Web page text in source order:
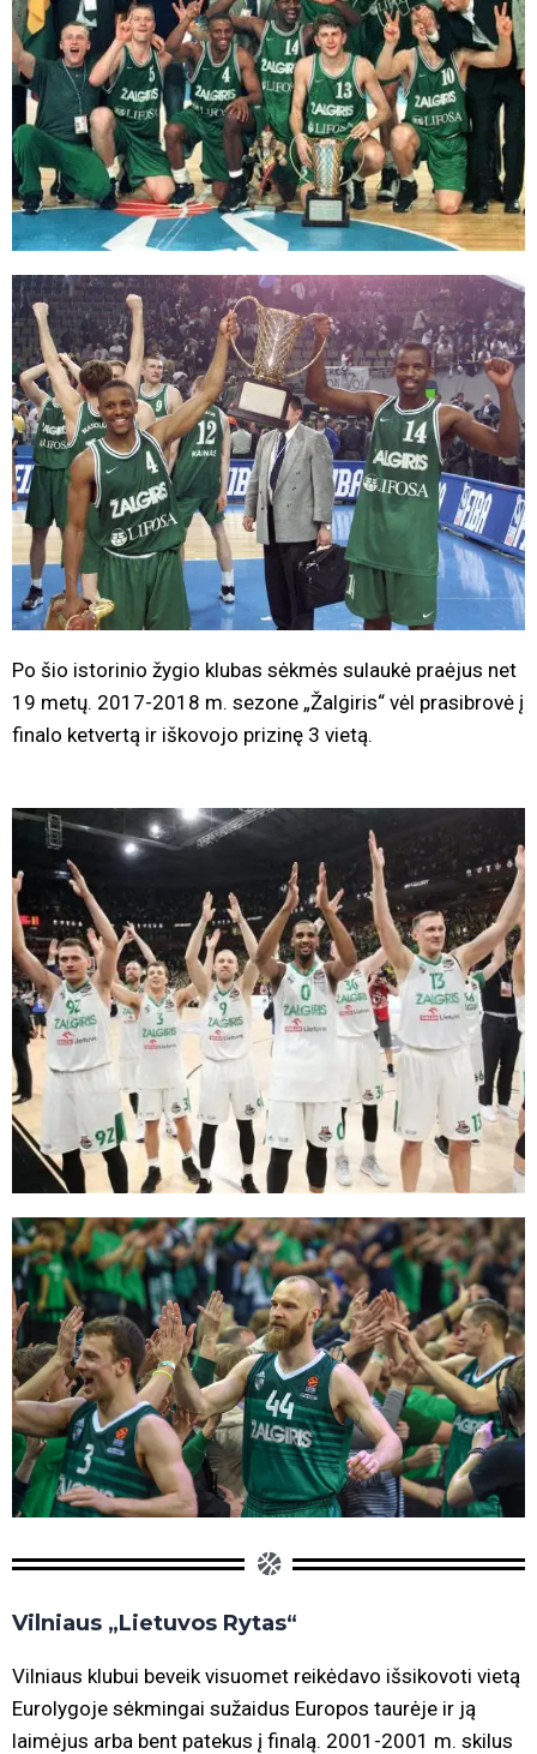
Po šio istorinio žygio klubas sėkmės sulaukė praėjus net
19 metų. 2017-2018 m. sezone „Žalgiris“ vėl prasibrovė į
finalo ketvertą ir iškovojo prizinę 3 vietą.
Vilniaus „Lietuvos Rytas“
Vilniaus klubui beveik visuomet reikėdavo išsikovoti vietą
Eurolygoje sėkmingai sužaidus Europos taurėje ir ją
laimėjus arba bent patekus į finalą. 2001-2001 m. skilus